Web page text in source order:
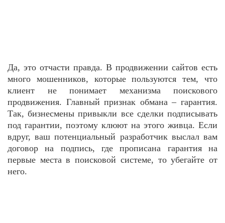
Да, это отчасти правда. В продвижении сайтов есть
много мошенников, которые пользуются тем, что
клиент не понимает механизма поискового
продвижения. Главный признак обмана – гарантия.
Так, бизнесмены привыкли все сделки подписывать
под гарантии, поэтому клюют на этого живца. Если
вдруг, ваш потенциальный разработчик выслал вам
договор на подпись, где прописана гарантия на
первые места в поисковой системе, то убегайте от
него.